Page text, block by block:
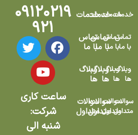
خدمات
تماس
با ما
وبلاگ
ها
سوالات
متداول
خدمات
تماس
با ما
وبلاگ
ها
سوالات
متداول
خدمات
تماس
با ما
وبلاگ
ها
سوالات
متداول
خدمات
تماس
با ما
وبلاگ
ها
سوالات
متداول
۰۹۱۲۰۲۱۹
۹۲۱
ساعت کاری
شرکت:
شنبه الی